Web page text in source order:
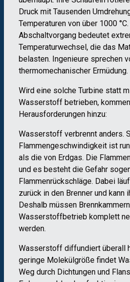
Druck mit Tausenden
Temperaturen von über 1000
Abschaltvorgang bedeutet
Temperaturwechsel, die das
belasten. Ingenieure sprechen
thermomechanischer Ermüdung.
Wird eine solche Turbine statt
Wasserstoff betrieben,
Herausforderungen hinzu:
Wasserstoff verbrennt anders.
Flammengeschwindigkeit ist
als die von Erdgas. Die
und es besteht die Gefahr
Flammenrückschläge. Dabei
zurück in den Brenner und kann
Deshalb müssen
Wasserstoffbetrieb komplett
werden.
Wasserstoff diffundiert überall
geringe Molekülgröße findet
Weg durch Dichtungen und